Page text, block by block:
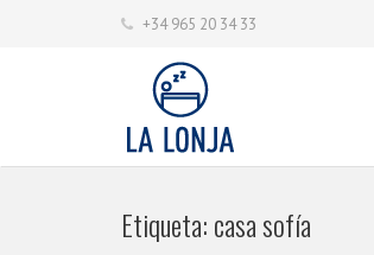
+34 965 20 34 33
Etiqueta:casa sofía